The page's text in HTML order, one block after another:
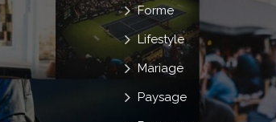
Forme
Lifestyle
Mariage
Paysage